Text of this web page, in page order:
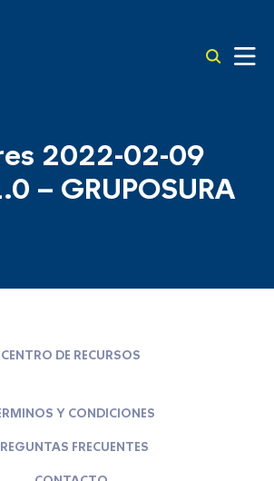
2022-02-09
– GRUPOSURA
CENTRO DE RECURSOS
Y CONDICIONES
FRECUENTES